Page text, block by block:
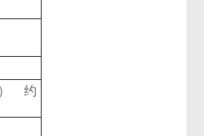
约